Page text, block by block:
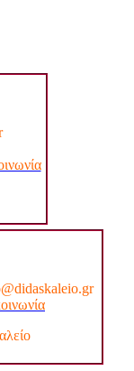
daskaleio.gr